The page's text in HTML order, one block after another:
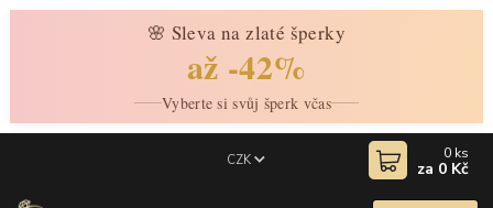
🌸 Sleva na zlaté šperky
až -42%
Vyberte si svůj šperk včas
CZK 0 ks
za 0 Kč